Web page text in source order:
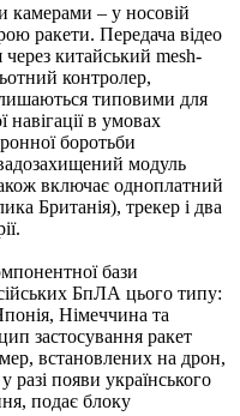
– у носовій
ракети. Передача відео
китайський mesh-
контролер,
типовими для
в умовах
боротьби
модуль
включає одноплатний
Британія), трекер і два
бази
БпЛА цього типу:
Німеччина та
застосування ракет
встановлених на дрон,
разі появи українського
подає блоку